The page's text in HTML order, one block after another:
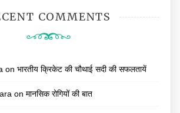
COMMENTS
on भारतीय क्रिकेट की चौथाई सदी की सफलतायें
on मानसिक रोगियों की बात